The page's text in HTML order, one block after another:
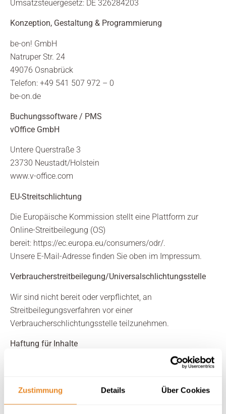
Zustimmung Details Über Cookies
Umsatzsteuergesetz: DE 326284203
Konzeption, Gestaltung & Programmierung
be-on! GmbH
Natruper Str. 24
49076 Osnabrück
Telefon: +49 541 507 972 – 0
be-on.de
Buchungssoftware / PMS
vOffice GmbH
Untere Querstraße 3
23730 Neustadt/Holstein
www.v-office.com
EU-Streitschlichtung
Die Europäische Kommission stellt eine Plattform zur
Online-Streitbeilegung (OS)
bereit: https://ec.europa.eu/consumers/odr/.
Unsere E-Mail-Adresse finden Sie oben im Impressum.
Verbraucherstreitbeilegung/Universalschlichtungsstelle
Wir sind nicht bereit oder verpflichtet, an
Streitbeilegungsverfahren vor einer
Verbraucherschlichtungsstelle teilzunehmen.
Haftung für Inhalte
Als Diensteanbieter sind wir gemäß § 7 Abs.1 TMG für
Gesetzen verantwortlich. Nach §§ 8 bis 10 TMG sind wir
als Diensteanbieter jedoch nicht verpflichtet, übermittelte